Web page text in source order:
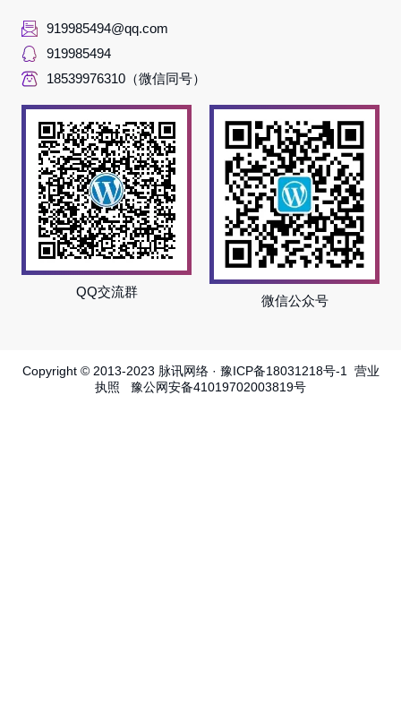
919985494@qq.com
919985494
18539976310（微信同号）
QQ交流群
微信公众号
Copyright © 2013-2023 脉讯网络 · 豫ICP备18031218号-1 营业
执照 豫公网安备41019702003819号